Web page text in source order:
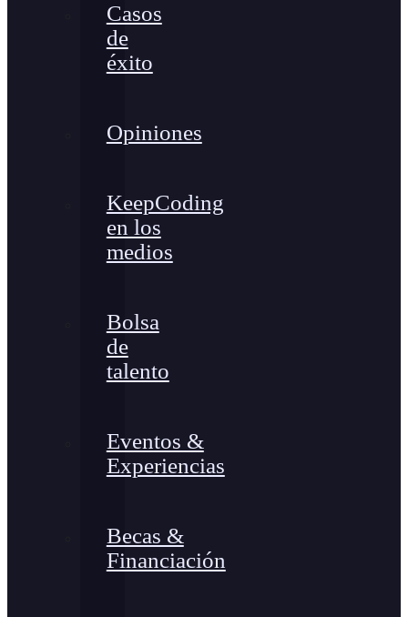
Casos
de
éxito
Opiniones
KeepCoding
en los
medios
Bolsa
de
talento
Eventos &
Experiencias
Becas &
Financiación